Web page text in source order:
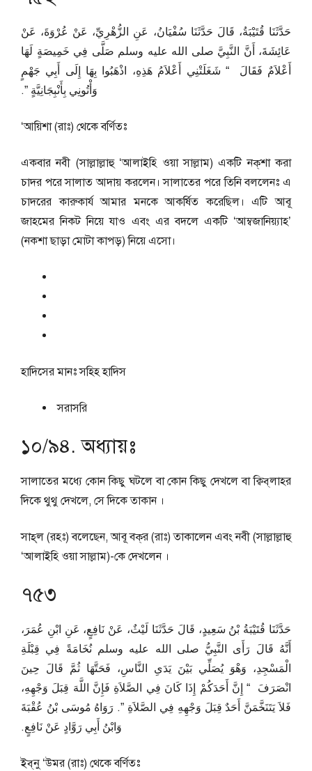
حَدَّثَنَا قُتَيْبَةُ، قَالَ حَدَّثَنَا سُفْيَانُ، عَنِ الزُّهْرِيِّ، عَنْ عُرْوَةَ، عَنْ
عَائِشَةَ، أَنَّ النَّبِيَّ صلى الله عليه وسلم صَلَّى فِي خَمِيصَةٍ لَهَا
أَعْلاَمٌ فَقَالَ ‏ “‏ شَغَلَتْنِي أَعْلاَمُ هَذِهِ، اذْهَبُوا بِهَا إِلَى أَبِي جَهْمٍ
وَأْتُونِي بِأَنْبِجَانِيَّةٍ ‏”‏‏.‏
‘আয়িশা (রাঃ) থেকে বর্ণিতঃ
একবার নবী (সাল্লাল্লাহু ‘আলাইহি ওয়া সাল্লাম) একটি নক্‌শা করা
চাদর পরে সালাত আদায় করলেন। সালাতের পরে তিনি বললেনঃ এ
চাদরের কারুকার্য আমার মনকে আকর্ষিত করেছিল। এটি আবূ
জাহমের নিকট নিয়ে যাও এবং এর বদলে একটি ‘আম্বজানিয়্যাহ’
(নকশা ছাড়া মোটা কাপড়) নিয়ে এসো।
হাদিসের মানঃসহিহ হাদিস
সরাসরি
১০/৯৪. অধ্যায়ঃ
সালাতের মধ্যে কোন কিছু ঘটলে বা কোন কিছু দেখলে বা ক্বিব্‌লাহর
দিকে থুথু দেখলে, সে দিকে তাকান ।
সাহ্‌ল (রহঃ) বলেছেন, আবূ বক্‌র (রাঃ) তাকালেন এবং নবী (সাল্লাল্লাহু
‘আলাইহি ওয়া সাল্লাম)-কে দেখলেন ।
৭৫৩
حَدَّثَنَا قُتَيْبَةُ بْنُ سَعِيدٍ، قَالَ حَدَّثَنَا لَيْثٌ، عَنْ نَافِعٍ، عَنِ ابْنِ عُمَرَ،
أَنَّهُ قَالَ رَأَى النَّبِيُّ صلى الله عليه وسلم نُخَامَةً فِي قِبْلَةِ
الْمَسْجِدِ، وَهْوَ يُصَلِّي بَيْنَ يَدَىِ النَّاسِ، فَحَتَّهَا ثُمَّ قَالَ حِينَ
انْصَرَفَ ‏ “‏ إِنَّ أَحَدَكُمْ إِذَا كَانَ فِي الصَّلاَةِ فَإِنَّ اللَّهَ قِبَلَ وَجْهِهِ،
فَلاَ يَتَنَخَّمَنَّ أَحَدٌ قِبَلَ وَجْهِهِ فِي الصَّلاَةِ ‏”‏‏.‏ رَوَاهُ مُوسَى بْنُ عُقْبَةَ
وَابْنُ أَبِي رَوَّادٍ عَنْ نَافِعٍ‏.‏
ইব্‌নু ‘উমর (রাঃ) থেকে বর্ণিতঃ